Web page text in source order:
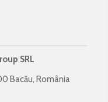
SRL
Bacău, România